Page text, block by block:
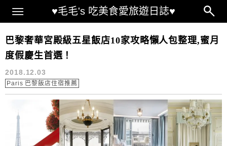
♥毛毛's 吃美食愛旅遊日誌♥
Main Menu
巴黎鐵塔飯店
巴黎奢華宮殿級五星飯店10家攻略懶人包整理,蜜月
度假慶生首選！
2018.12.03
Paris 巴黎飯店住宿推薦